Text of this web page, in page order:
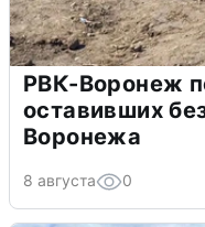
РВК-Воронеж
оставивших
Воронежа
8 августа 0